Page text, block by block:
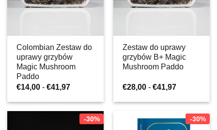
Colombian Zestaw do
uprawy grzybów
Magic Mushroom
Paddo
€14,00 - €41,97Zakres
od
€14,00
€41,97
Zestaw do uprawy
grzybów B+ Magic
Mushroom Paddo
€28,00 - €41,97Zakres
od
do
€41,97
-30% -30%